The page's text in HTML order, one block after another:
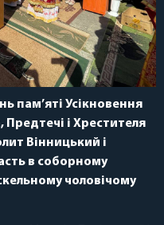
пам’яті Усікновення
Предтечі і Хрестителя
Вінницький і
в соборному
чоловічому